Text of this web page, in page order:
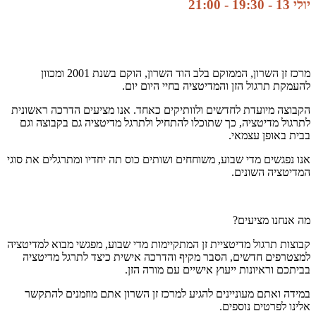
יולי 13 - 19:30 -
21:00
מרכז זן השרון, הממוקם בלב הוד השרון, הוקם בשנת 2001 ומכוון
להעמקת תרגול הזן והמדיטציה בחיי היום יום.
הקבוצה מיועדת לחדשים ולוותיקים כאחד. אנו מציעים הדרכה ראשונית
לתרגול מדיטציה, כך שתוכלו להתחיל ולתרגל מדיטציה גם בקבוצה וגם
בבית באופן עצמאי.
אנו נפגשים מדי שבוע, משוחחים ושותים כוס תה יחדיו ומתרגלים את סוגי
המדיטציה השונים.
מה אנחנו מציעים?
בביתכם וראיונות ייעוץ אישיים עם מורה הזן.
אלינו לפרטים נוספים.